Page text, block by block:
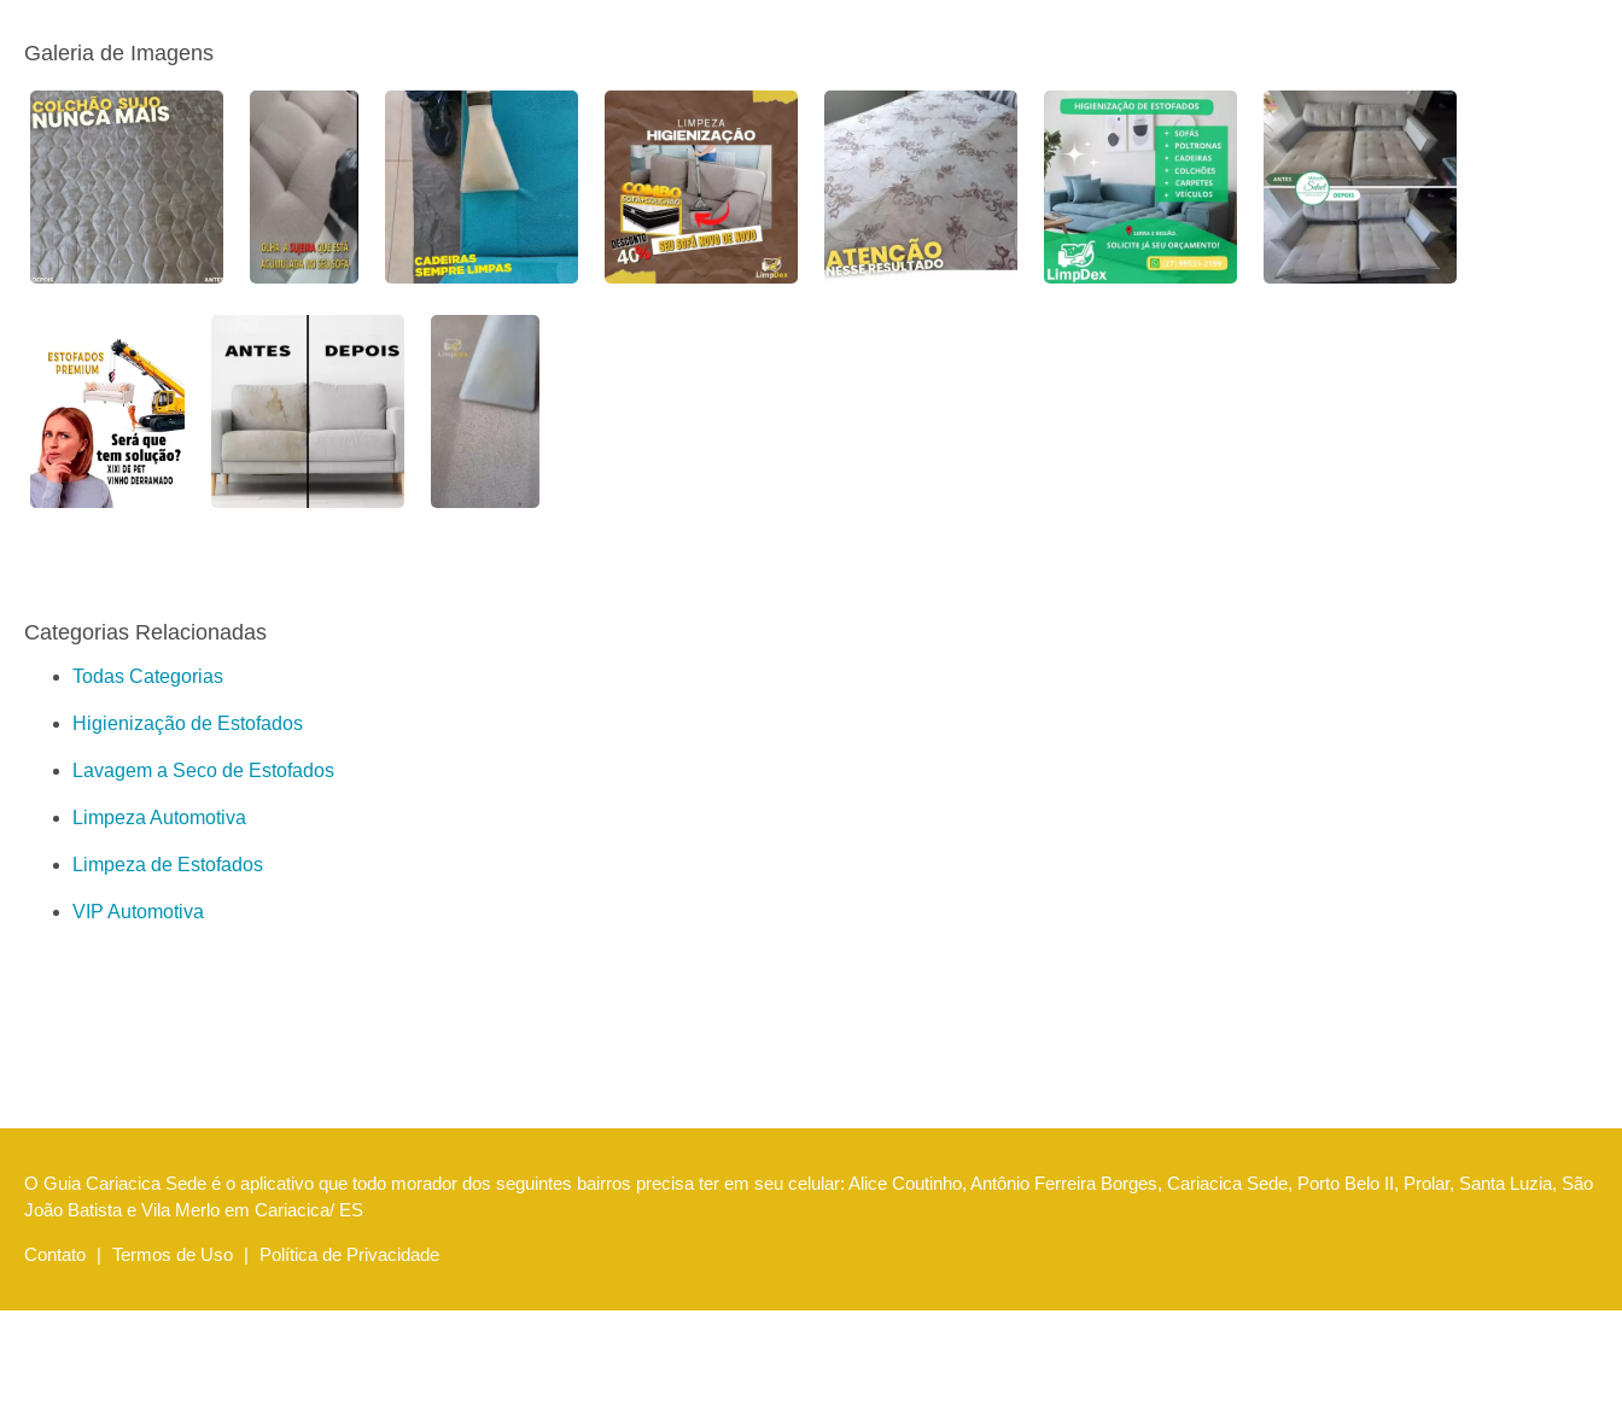
Galeria de Imagens
Categorias Relacionadas
Todas Categorias
Higienização de Estofados
Lavagem a Seco de Estofados
Limpeza Automotiva
Limpeza de Estofados
VIP Automotiva
O Guia Cariacica Sede é o aplicativo que todo morador dos seguintes bairros precisa ter em seu celular: Alice Coutinho, Antônio Ferreira Borges, Cariacica Sede, Porto Belo II, Prolar, Santa Luzia, São
João Batista e Vila Merlo em Cariacica/ ES
Contato | Termos de Uso | Política de Privacidade